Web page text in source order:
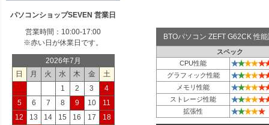
BTOパソコン ZEFT G62CK 性
スペック
CPU性能
★★★★★
グラフィック性能 ★★★★★
メモリ性能 ★★★★★
ストレージ性能 ★★★★★
拡張性 ★★★★★
パソコンショップSEVEN 営業日
営業時間：10:00-17:00
※赤い日が休業日です。
2026年7月
日
月 火 水 木 金
土
1
2 3
4
5
6 7 8 9 10
11
12
13 14 15 16 17
18